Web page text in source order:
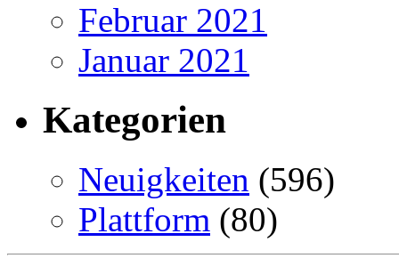
Februar 2021
Januar 2021
Kategorien
Neuigkeiten (596)
Plattform (80)